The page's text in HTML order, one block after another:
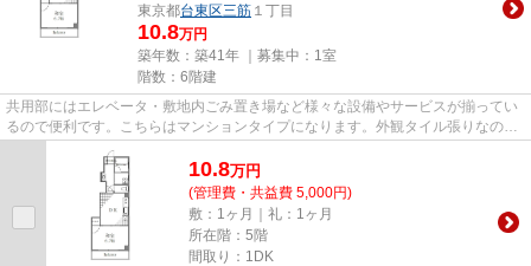
東京都台東区三筋 １丁目
10.8万円
築年数：築41年 ｜募集中： 1室
階数：6階建
共用部にはエレベータ・敷地内ごみ置き場など様々な設備やサービスが揃ってい
るので便利です。こちらはマンションタイプになります。外観タイル張りなの
で、強度や耐久性に優れます。...
10.8万円
(管理費・共益費 5,000円)
敷：1ヶ月｜礼：1ヶ月
所在階：5階
間取り：1DK